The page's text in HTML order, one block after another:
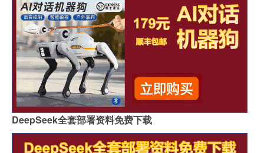
DeepSeek全套部署资料免费下载